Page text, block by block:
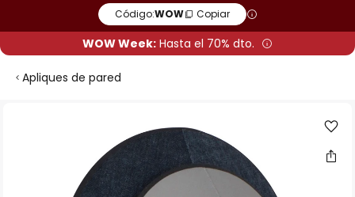
Código:WOW Copiar
WOW Week: Hasta el 70% dto.
Apliques de pared